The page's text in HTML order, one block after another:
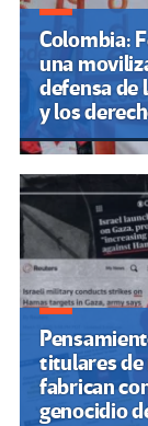
Colombia:
una
defensa de
y los
titulares de
fabrican
genocidio